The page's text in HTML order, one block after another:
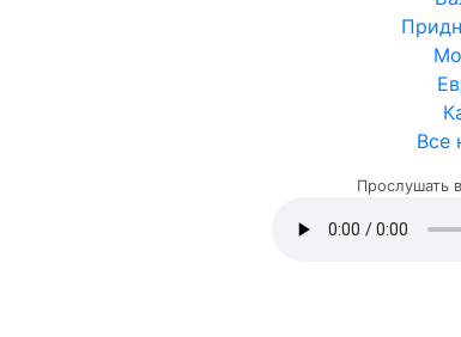
Все
Прослушать